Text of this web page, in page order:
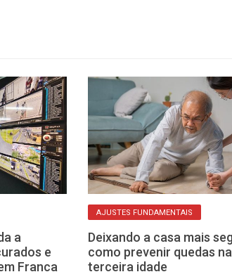
a
e
Franca
AJUSTES FUNDAMENTAIS
Deixando a casa mais
como prevenir quedas na
terceira idade